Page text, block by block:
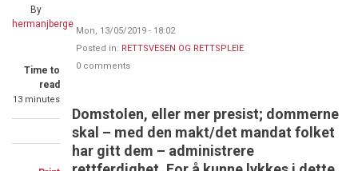
By
hermanjberge
Time to
read
13 minutes
Share
on
Share
on
Share
through
Mon, 13/05/2019 - 18:02
Posted in: RETTSVESEN OG RETTSPLEIE
0 comments
Domstolen, eller mer presist; dommerne
skal – med den makt/det mandat folket
har gitt dem – administrere